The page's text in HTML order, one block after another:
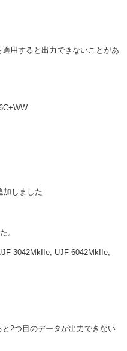
用すると出力できないことがあ
加しました
。
3042MkIIe, UJF-6042MkIIe,
2つ目のデータが出力できない